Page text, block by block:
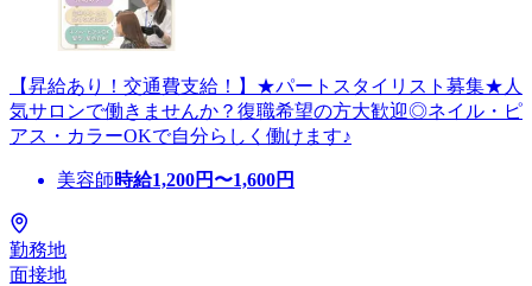
【昇給あり！交通費支給！】★パートスタイリスト募集★人
気サロンで働きませんか？復職希望の方大歓迎◎ネイル・ピ
アス・カラーOKで自分らしく働けます♪
美容師時給1,200円〜1,600円
勤務地
面接地